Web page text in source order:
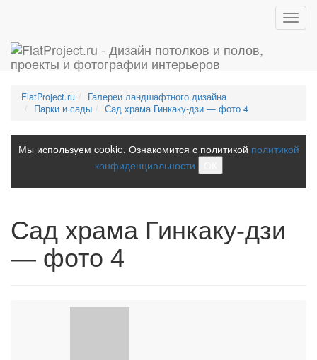
FlatProject.ru
Галереи ландшафтного дизайна
Парки и сады
Сад храма Гинкаку-дзи — фото 4
Мы используем cookie. Ознакомится с политикой политикой
конфиденциальности
Сад храма Гинкаку-дзи
— фото 4